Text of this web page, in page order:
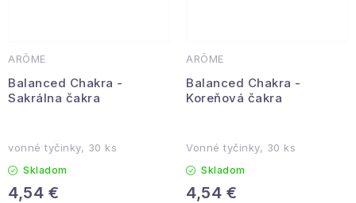
ARÔME
Balanced Chakra -
Sakrálna čakra
vonné tyčinky, 30 ks
Skladom
4,54 €
ARÔME
Balanced Chakra -
Koreňová čakra
Vonné tyčinky, 30 ks
Skladom
4,54 €